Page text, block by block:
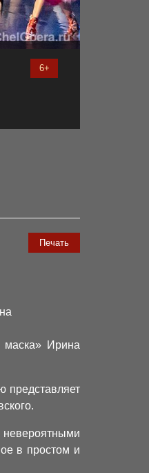
6+
Печать
маска» Ирина
представляет
невероятными
в простом и